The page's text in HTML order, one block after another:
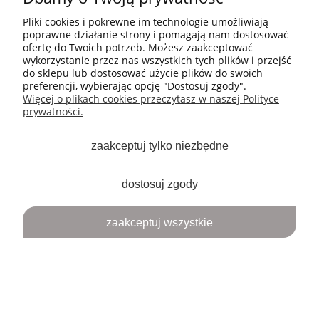
rys i innych uszkodzeń - zobacz zdjęcia
Marka/Sygnatura: Rosenthal/ Selb-Bawaria, marka
stosowana w 1920r.
MOJE KONTO
PŁATNOŚCI I DOSTAWA
pokaż pełną wersję strony
Pliki cookies i pokrewne im technologie umożliwiają
poprawne działanie strony i pomagają nam dostosować
ofertę do Twoich potrzeb. Możesz zaakceptować
wykorzystanie przez nas wszystkich tych plików i przejść
do sklepu lub dostosować użycie plików do swoich
preferencji, wybierając opcję "Dostosuj zgody".
Więcej o plikach cookies przeczytasz w naszej Polityce
prywatności.
zaakceptuj tylko niezbędne
dostosuj zgody
zaakceptuj wszystkie